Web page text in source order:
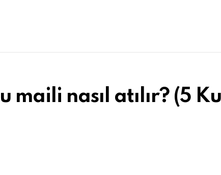
maili nasıl atılır? (5